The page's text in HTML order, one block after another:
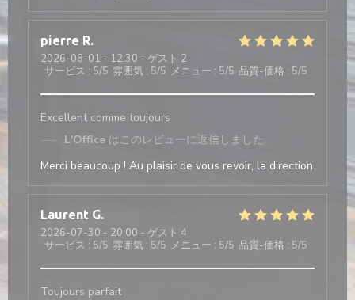
pierre R
2026-08-01 - 12:30 - ゲスト 2
サービス : 5/5 雰囲気 : 5/5 メニュー : 5/5 品質-価格 : 5/5
Excellent comme toujours
L'Office はこのレビューに返信しました
Merci beaucoup ! Au plaisir de vous revoir, la direction
Laurent G
2026-07-30 - 20:00 - ゲスト 4
サービス : 5/5 雰囲気 : 5/5 メニュー : 5/5 品質-価格 : 5/5
Toujours parfait